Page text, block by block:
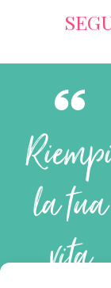
la tua
vita